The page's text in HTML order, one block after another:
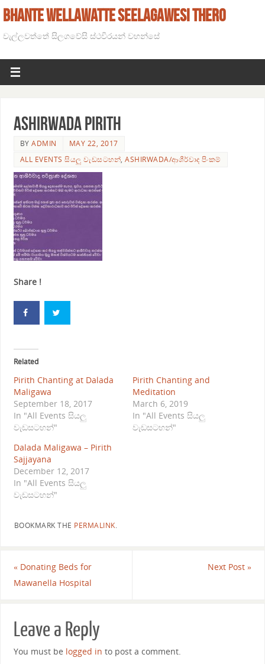
BHANTE WELLAWATTE SEELAGAWESI THERO
වැල්ලවත්තේ සිලගවේසි ස්ථවිරයන් වහන්සේ
Ashirwada Pirith
BYADMIN
MAY 22, 2017
ALL EVENTS සියලු වැඩසටහන්,ASHIRWADA/ආශීර්වාද පිංකම්
Share !
Related
Pirith Chanting at Dalada
Maligawa
September 18, 2017
In "All Events සියලු
වැඩසටහන්"
Pirith Chanting and
Meditation
March 6, 2019
In "All Events සියලු
වැඩසටහන්"
Dalada Maligawa – Pirith
Sajjayana
December 12, 2017
In "All Events සියලු
වැඩසටහන්"
BOOKMARK THE PERMALINK.
«Donating Beds for
Mawanella Hospital
Next Post»
Leave a Reply
You must be logged in to post a comment.